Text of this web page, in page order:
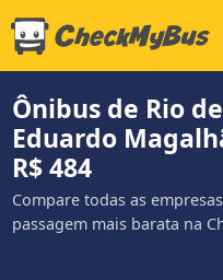
Ônibus de Rio
Eduardo
R$ 484
Compare todas as
passagem mais barata na